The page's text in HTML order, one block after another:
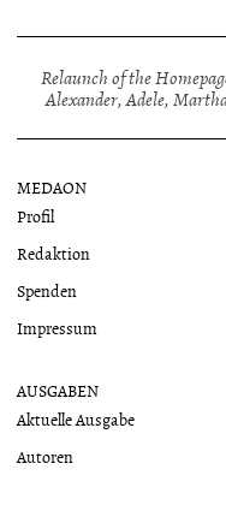
Relaunch of the
Alexander, Adele,
MEDAON
Profil
Redaktion
Spenden
Impressum
AUSGABEN
Aktuelle Ausgabe
Autoren